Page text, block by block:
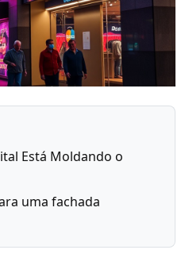
Está Moldando o
uma fachada